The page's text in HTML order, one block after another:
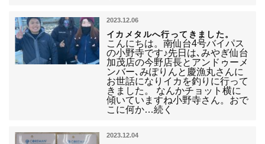
2023.12.06
イカメタルへ行ってきました。
こんにちは。南仙台4号バイパス
の小野寺です♪先日は､みやぎ仙台
加茂店の今野店長とアンドゥーメ
ンバー､みぽりんと慶漁丸さんに
お世話になりイカを釣りに行って
きました。 なんかチョット横に
傾いていますね小野寺さん。おで
こに何か…続く
2023.12.04